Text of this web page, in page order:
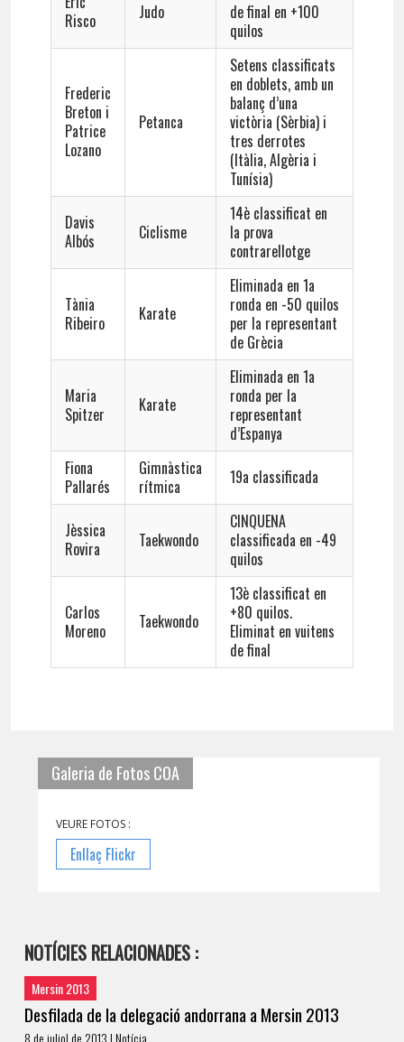
Risco
Judo
de final en +100
quilos
Frederic
Breton i
Patrice
Lozano
Petanca
Setens classificats
en doblets, amb un
balanç d’una
victòria (Sèrbia) i
tres derrotes
(Itàlia, Algèria i
Tunísia)
Davis
Albós
Ciclisme
14è classificat en
la prova
contrarellotge
Tània
Ribeiro
Karate
Eliminada en 1a
ronda en -50 quilos
per la representant
de Grècia
Maria
Spitzer
Karate
Eliminada en 1a
ronda per la
representant
d’Espanya
Fiona
Pallarés
Gimnàstica
rítmica
19a classificada
Jèssica
Rovira
Taekwondo
CINQUENA
classificada en -49
quilos
Carlos
Moreno
Taekwondo
13è classificat en
+80 quilos.
Eliminat en vuitens
de final
Galeria de Fotos COA
VEURE FOTOS :
Enllaç Flickr
NOTÍCIES RELACIONADES :
Mersin 2013
Desfilada de la delegació andorrana a Mersin 2013